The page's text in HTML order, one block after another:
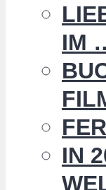
IM
IN